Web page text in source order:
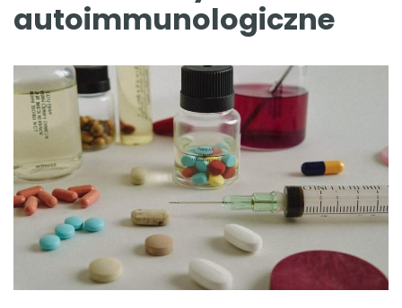
autoimmunologiczne